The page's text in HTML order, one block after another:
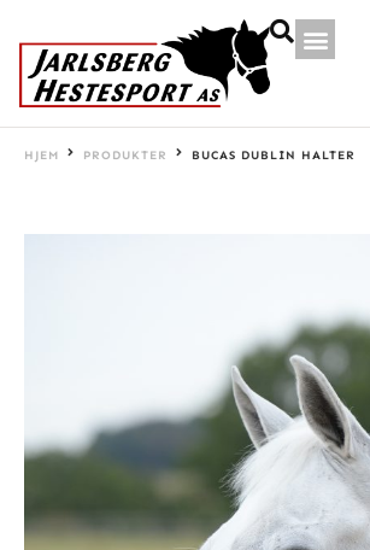
HJEM PRODUKTER BUCAS DUBLIN HALTER